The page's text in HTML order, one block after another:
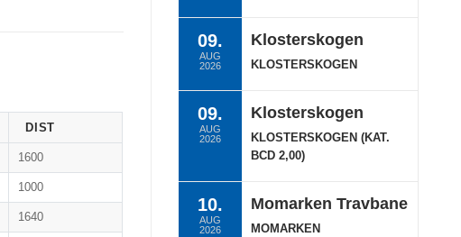
DIST
1600
1000
1640
09.
AUG
2026
Klosterskogen
KLOSTERSKOGEN
09.
AUG
2026
Klosterskogen
KLOSTERSKOGEN (KAT.
BCD 2,00)
10.
AUG
2026
Momarken Travbane
MOMARKEN